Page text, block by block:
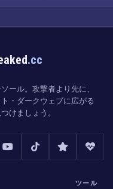
.cc
ール。攻撃者より先に、
・ダークウェブに広がる
けましょう。
ツール